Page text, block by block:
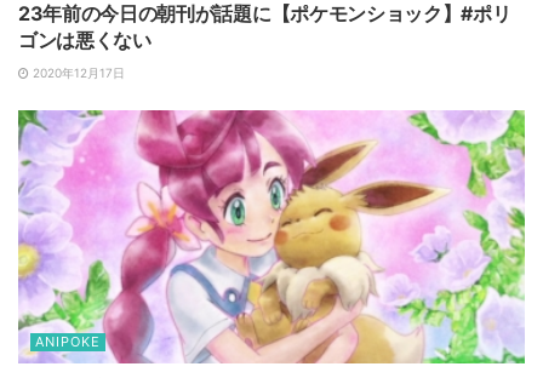
23年前の今日の朝刊が話題に【ポケモンショック】#ポリ
ゴンは悪くない
2020年12月17日
ANIPOKE